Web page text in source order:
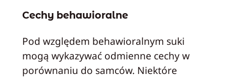
Cechy behawioralne
Pod względem behawioralnym suki
mogą wykazywać odmienne cechy w
porównaniu do samców. Niektóre